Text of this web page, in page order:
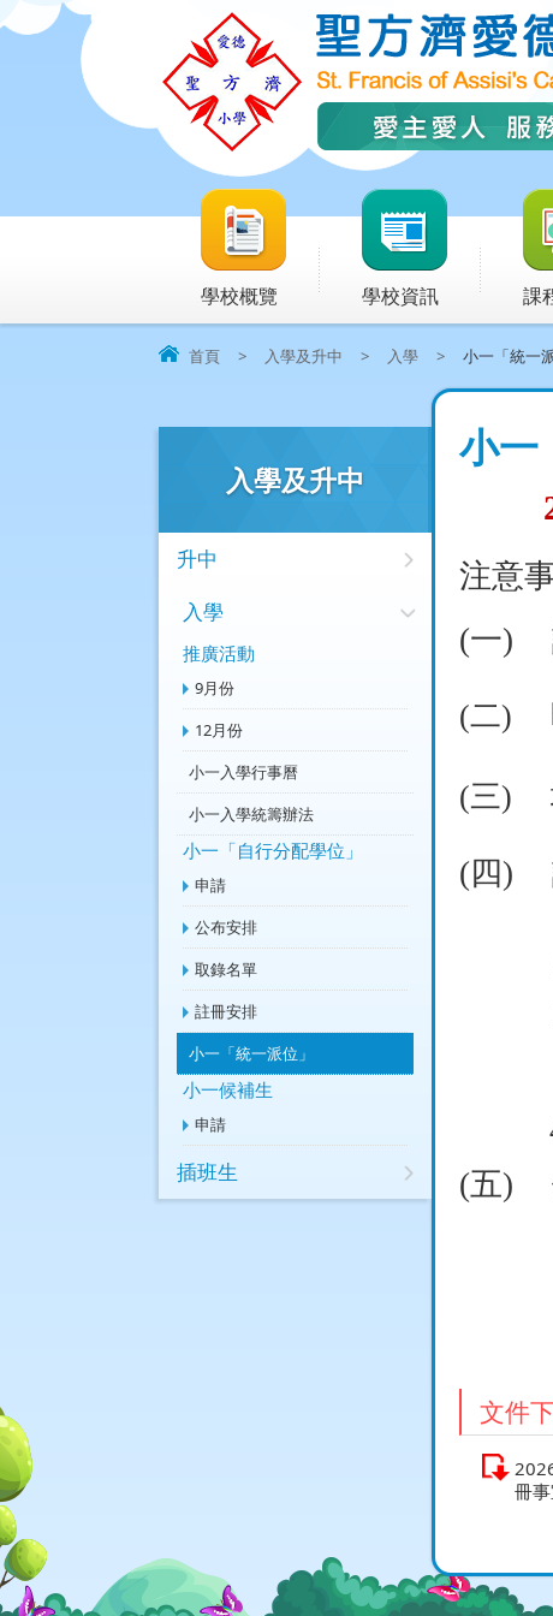
學校概覽 學校資訊 課
首頁 > 入學及升中 > 入學 > 小一「統一
小一
注意
(一)
(二)
(三)
(四)
(五)
文件
冊
入學及升中
升中
入學
推廣活動
9月份
12月份
小一入學行事曆
小一入學統籌辦法
小一「自行分配學位」
申請
公布安排
取錄名單
註冊安排
小一「統一派位」
小一候補生
申請
插班生